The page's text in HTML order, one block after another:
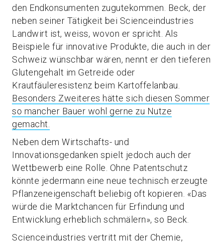
den Endkonsumenten zugutekommen. Beck, der
neben seiner Tätigkeit bei Scienceindustries
Landwirt ist, weiss, wovon er spricht. Als
Beispiele für innovative Produkte, die auch in der
Schweiz wünschbar wären, nennt er den tieferen
Glutengehalt im Getreide oder
Krautfäuleresistenz beim Kartoffelanbau.
Besonders Zweiteres hätte sich diesen Sommer
so mancher Bauer wohl gerne zu Nutze
gemacht.
Neben dem Wirtschafts- und
Innovationsgedanken spielt jedoch auch der
Wettbewerb eine Rolle. Ohne Patentschutz
könnte jedermann eine neue technisch erzeugte
Pflanzeneigenschaft beliebig oft kopieren. «Das
würde die Marktchancen für Erfindung und
Entwicklung erheblich schmälern», so Beck.
Scienceindustries vertritt mit der Chemie,